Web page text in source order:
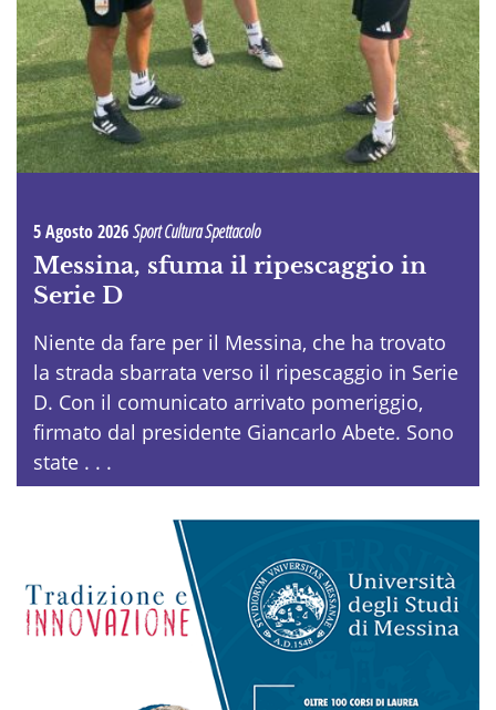
5 Agosto 2026Sport Cultura Spettacolo
Messina, sfuma il ripescaggio in
Serie D
Niente da fare per il Messina, che ha trovato
la strada sbarrata verso il ripescaggio in Serie
D. Con il comunicato arrivato pomeriggio,
firmato dal presidente Giancarlo Abete. Sono
state . . .